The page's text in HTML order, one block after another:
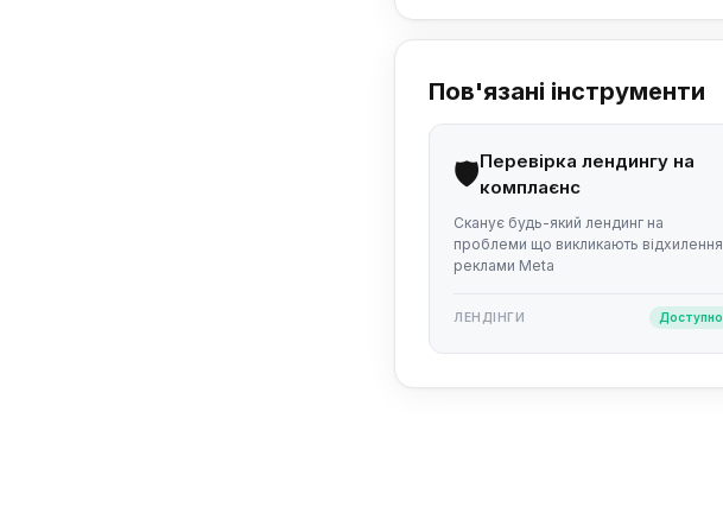
Пов'язані інструменти
🛡️Перевірка лендингу на
комплаєнс
Сканує будь-який лендинг на
проблеми що викликають відхилення
реклами Meta
ЛЕНДІНГИ Доступно